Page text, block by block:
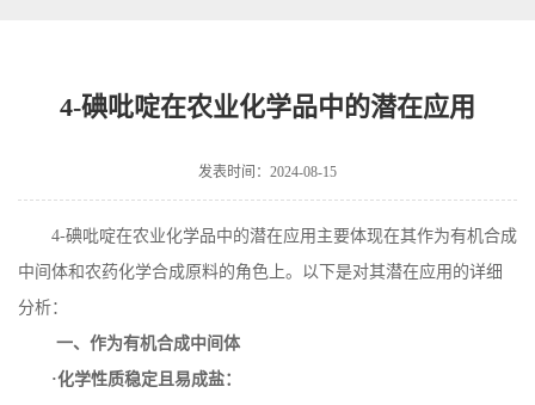
4-碘吡啶在农业化学品中的潜在应用
发表时间：2024-08-15
4-碘吡啶在农业化学品中的潜在应用主要体现在其作为有机合成
中间体和农药化学合成原料的角色上。以下是对其潜在应用的详细
分析：
一、作为有机合成中间体
·化学性质稳定且易成盐：